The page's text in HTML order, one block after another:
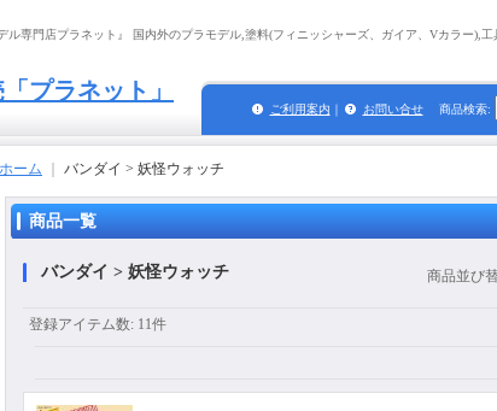
ル専門店プラネット』 国内外のプラモデル,塗料(フィニッシャーズ、ガイア、Vカラー),
プラネット」
ご利用案内 ｜ お問い合せ 商品検索:
ホーム バンダイ > 妖怪ウォッチ
商品一覧
バンダイ > 妖怪ウォッチ 商品並び
登録アイテム数: 11件